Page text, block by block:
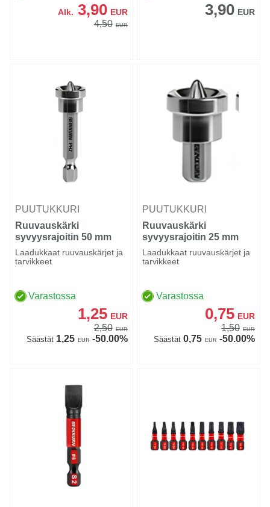
Alk. 3,90 EUR
4,50 EUR
3,90 EUR
PUUTUKKURI
Ruuvauskärki
syvyysrajoitin 50 mm
PH2
Laadukkaat ruuvauskärjet ja
tarvikkeet
Varastossa
1,25 EUR
2,50 EUR
Säästät1,25 EUR -50.00%
PUUTUKKURI
Ruuvauskärki
syvyysrajoitin 25 mm
PH2
Laadukkaat ruuvauskärjet ja
tarvikkeet
Varastossa
0,75 EUR
1,50 EUR
Säästät0,75 EUR -50.00%